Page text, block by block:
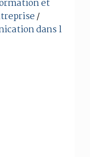
et
/
dans l